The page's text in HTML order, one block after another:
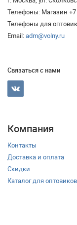
Телефоны: Магазин +7
Телефоны для
Email:adm@volny.ru
Связаться с нами
Компания
Контакты
Доставка и оплата
Скидки
Каталог для оптовиков